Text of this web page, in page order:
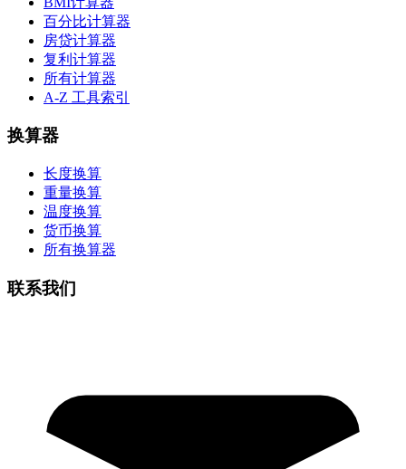
百分比计算器
房贷计算器
复利计算器
所有计算器
A-Z 工具索引
换算器
长度换算
重量换算
温度换算
货币换算
所有换算器
联系我们